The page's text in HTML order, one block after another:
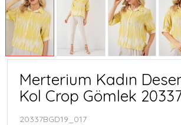
Merterium Kadın
Kol Crop Gömlek
20337BGD19_017